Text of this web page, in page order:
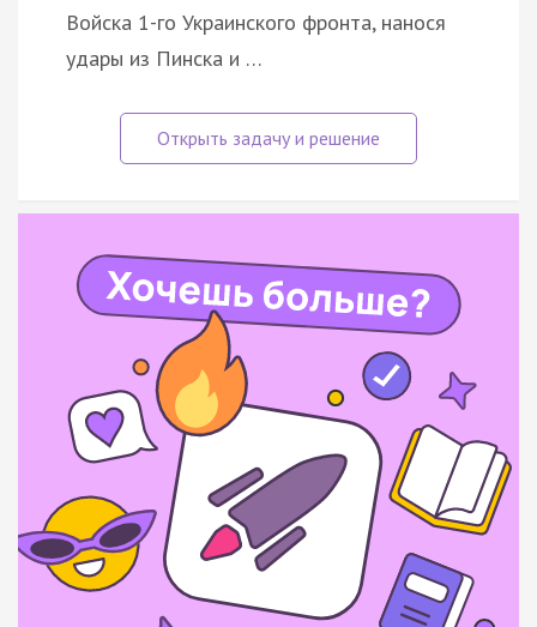
Войска 1-го Украинского фронта, нанося
удары из Пинска и …